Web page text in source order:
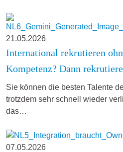
21.05.2026
International rekrutieren
Kompetenz? Dann
Sie können die besten Talente
trotzdem sehr schnell wieder
das…
07.05.2026